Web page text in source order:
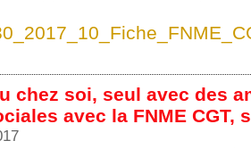
chez soi, seul avec des
avec la FNME CGT,